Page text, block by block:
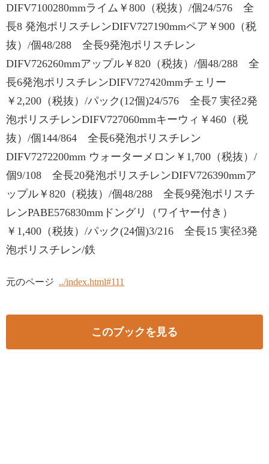
DIFV7100280mmライム￥800（税抜）/個24/576 全
長8 発泡ポリスチレンDIFV727190mmペア￥900（税
抜）/個48/288 全長9発泡ポリスチレン
DIFV726260mmアップル￥820（税抜）/個48/288 全
長6発泡ポリスチレンDIFV727420mmチェリー
￥2,200（税抜）/パック(12個)24/576 全長7 実径2発
泡ポリスチレンDIFV727060mmキーウィ￥460（税
抜）/個144/864 全長6発泡ポリスチレン
DIFV7272200mm ウォーターメロン￥1,700（税抜）/
個9/108 全長20発泡ポリスチレンDIFV726390mmア
ップル￥820（税抜）/個48/288 全長9発泡ポリスチ
レンPABE576830mmドングリ（ワイヤー付き）
￥1,400（税抜）/パック(24個)3/216 全長15 実径3発
泡ポリスチレン/鉄
元のページ ../index.html#111
このブックを見る